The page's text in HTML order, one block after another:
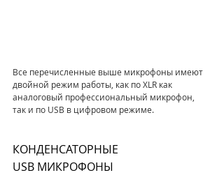
Все перечисленные выше микрофоны имеют
двойной режим работы, как по XLR как
аналоговый профессиональный микрофон,
так и по USB в цифровом режиме.
КОНДЕНСАТОРНЫЕ
USB МИКРОФОНЫ